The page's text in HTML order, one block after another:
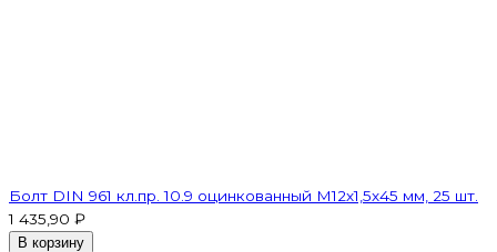
Болт DIN 961 кл.пр. 10.9 оцинкованный М12х1,5х45 мм, 25 шт.
1 435,90 ₽
В корзину